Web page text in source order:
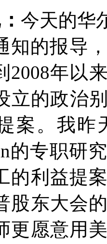
今天的华
知的报导
2008年以
立的政治
案。我昨
的专职研
的利益提
股东大会
更愿意用